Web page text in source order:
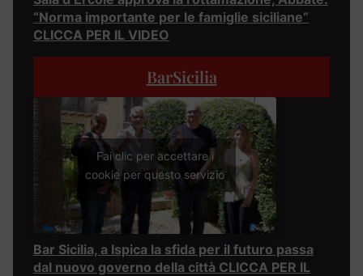
“Norma importante per le famiglie siciliane”
CLICCA PER IL VIDEO
BarSicilia
Fai clic per accettare i
cookie per questo servizio
Bar Sicilia, a Ispica la sfida per il futuro passa
dal nuovo governo della città CLICCA PER IL